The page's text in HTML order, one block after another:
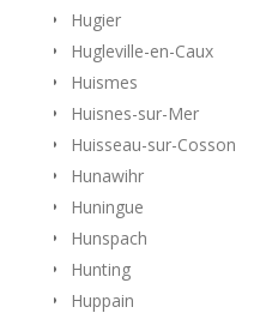
Hugier
Hugleville-en-Caux
Huismes
Huisnes-sur-Mer
Huisseau-sur-Cosson
Hunawihr
Huningue
Hunspach
Hunting
Huppain